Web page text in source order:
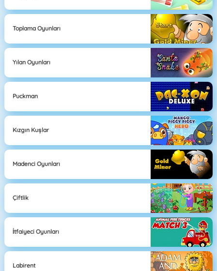
Toplama Oyunları
Yılan Oyunları
Puckman
Kızgın Kuşlar
Madenci Oyunları
Çiftlik
İtfaiyeci Oyunları
Labirent